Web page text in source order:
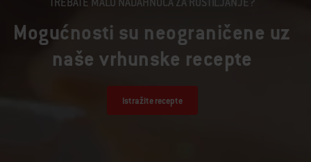
Mogućnosti su neograničene uz
naše vrhunske recepte
Istražite recepte